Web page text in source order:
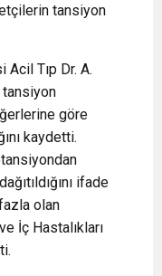
tansiyon
Tıp Dr. A.
göre
kaydetti.
ifade
olan
İç Hastalıkları